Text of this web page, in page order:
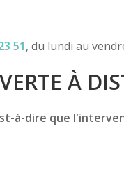
51, du lundi au
À
à-dire que